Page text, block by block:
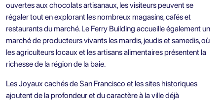
ouvertes aux chocolats artisanaux, les visiteurs peuvent se
régaler tout en explorant les nombreux magasins, cafés et
restaurants du marché. Le Ferry Building accueille également un
marché de producteurs vivants les mardis, jeudis et samedis, où
les agriculteurs locaux et les artisans alimentaires présentent la
richesse de la région de la baie.
Les Joyaux cachés de San Francisco et les sites historiques
ajoutent de la profondeur et du caractère à la ville déjà